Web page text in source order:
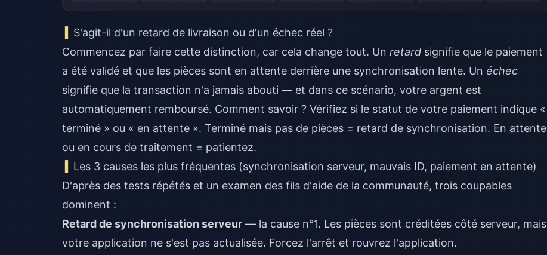
S'agit-il d'un retard de livraison ou d'un échec réel ?
Commencez par faire cette distinction, car cela change tout. Un retard signifie que le paiement
a été validé et que les pièces sont en attente derrière une synchronisation lente. Un échec
signifie que la transaction n'a jamais abouti — et dans ce scénario, votre argent est
automatiquement remboursé. Comment savoir ? Vérifiez si le statut de votre paiement indique «
terminé » ou « en attente ». Terminé mais pas de pièces = retard de synchronisation. En attente
ou en cours de traitement = patientez.
Les 3 causes les plus fréquentes (synchronisation serveur, mauvais ID, paiement en attente)
D'après des tests répétés et un examen des fils d'aide de la communauté, trois coupables
dominent :
Retard de synchronisation serveur — la cause n°1. Les pièces sont créditées côté serveur, mais
votre application ne s'est pas actualisée. Forcez l'arrêt et rouvrez l'application.